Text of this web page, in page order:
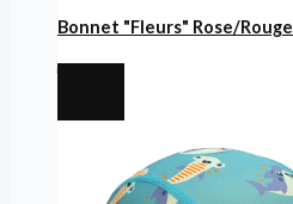
Bonnet "Fleurs" Rose/Rouge